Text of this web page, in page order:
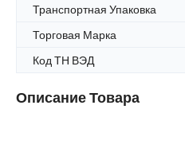
Транспортная Упаковка
Торговая Марка
Код ТН ВЭД
Описание Товара